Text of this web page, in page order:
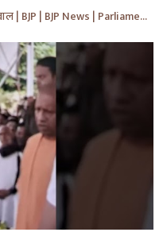
Chirag Paswan का डॉक्टरों को लेकर यह सवाल | BJP | BJP News | Parliament | #shorts #ytnewshorts #yt